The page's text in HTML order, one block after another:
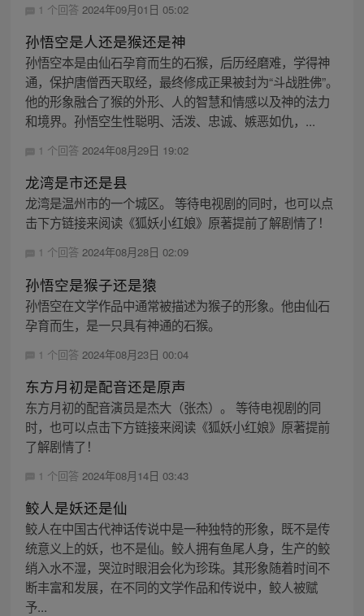
1 个回答 2024年09月01日 05:02
孙悟空是人还是猴还是神
孙悟空本是由仙石孕育而生的石猴，后历经磨难，学得神
通，保护唐僧西天取经，最终修成正果被封为“斗战胜佛”。
他的形象融合了猴的外形、人的智慧和情感以及神的法力
和境界。孙悟空生性聪明、活泼、忠诚、嫉恶如仇，...
1 个回答 2024年08月29日 19:02
龙湾是市还是县
龙湾是温州市的一个城区。 等待电视剧的同时，也可以点
击下方链接来阅读《狐妖小红娘》原著提前了解剧情了！
1 个回答 2024年08月28日 02:09
孙悟空是猴子还是猿
孙悟空在文学作品中通常被描述为猴子的形象。他由仙石
孕育而生，是一只具有神通的石猴。
1 个回答 2024年08月23日 00:04
东方月初是配音还是原声
东方月初的配音演员是杰大（张杰）。 等待电视剧的同
时，也可以点击下方链接来阅读《狐妖小红娘》原著提前
了解剧情了！
1 个回答 2024年08月14日 03:43
鲛人是妖还是仙
鲛人在中国古代神话传说中是一种独特的形象，既不是传
统意义上的妖，也不是仙。鲛人拥有鱼尾人身，生产的鲛
绡入水不湿，哭泣时眼泪会化为珍珠。其形象随着时间不
断丰富和发展，在不同的文学作品和传说中，鲛人被赋
予...